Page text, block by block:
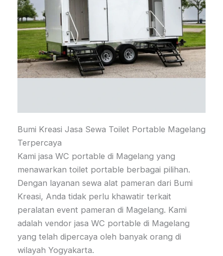
Bumi Kreasi Jasa Sewa Toilet Portable Magelang
Terpercaya
Kami jasa WC portable di Magelang yang
menawarkan toilet portable berbagai pilihan.
Dengan layanan sewa alat pameran dari Bumi
Kreasi, Anda tidak perlu khawatir terkait
peralatan event pameran di Magelang. Kami
adalah vendor jasa WC portable di Magelang
yang telah dipercaya oleh banyak orang di
wilayah Yogyakarta.